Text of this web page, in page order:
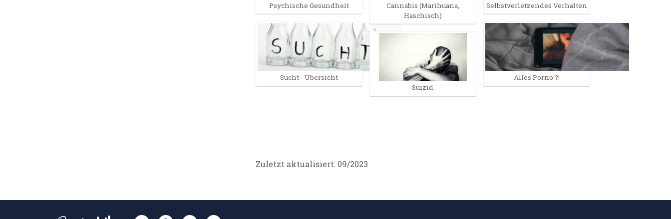
Psychische Gesundheit
Sucht - Übersicht
Cannabis (Marihuana,
Haschisch)
Suizid
Selbst­verletzendes Verhalten
Alles Porno ?!
Zuletzt aktualisiert: 09/2023